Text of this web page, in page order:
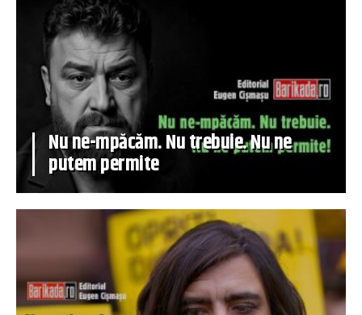
Nu ne-mpăcăm. Nu trebuie. Nu ne
putem permite